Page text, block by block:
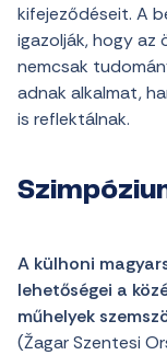
kifejeződéseit. A
igazolják, hogy az
nemcsak
adnak alkalmat,
is reflektálnak.
A külhoni
lehetőségei a
műhelyek
(Žagar Szentesi